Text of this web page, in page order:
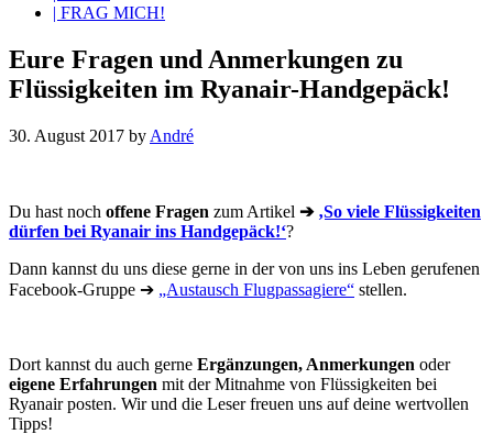
| FRAG MICH!
Eure Fragen und Anmerkungen zu
Flüssigkeiten im Ryanair-Handgepäck!
30. August 2017 by André
Du hast noch offene Fragen zum Artikel ➔ ‚So viele Flüssigkeiten
dürfen bei Ryanair ins Handgepäck!‘?
Dann kannst du uns diese gerne in der von uns ins Leben gerufenen
Facebook-Gruppe ➔ „Austausch Flugpassagiere“ stellen.
Dort kannst du auch gerne Ergänzungen, Anmerkungen oder
eigene Erfahrungen mit der Mitnahme von Flüssigkeiten bei
Ryanair posten. Wir und die Leser freuen uns auf deine wertvollen
Tipps!